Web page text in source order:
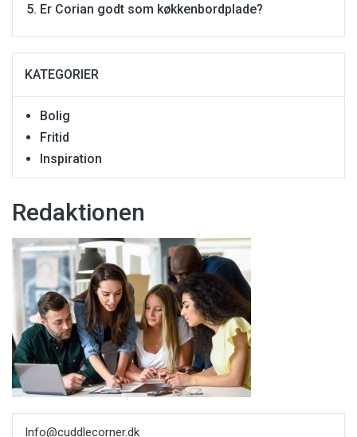
Er Corian godt som køkkenbordplade?
KATEGORIER
Bolig
Fritid
Inspiration
Redaktionen
Info@cuddlecorner.dk